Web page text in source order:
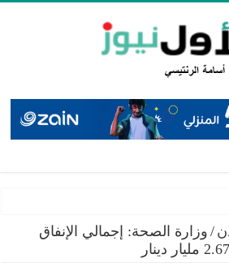
يجسد التزام الوزارة / وزارة الصحة: إجمالي الإنفاق